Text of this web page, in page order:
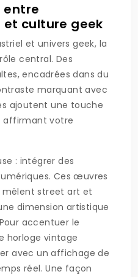
entre
culture geek
et univers geek, la
central. Des
encadrées dans du
marquant avec
ajoutent une touche
affirmant votre
: intégrer des
Ces œuvres
street art et
dimension artistique
accentuer le
horloge vintage
avec un affichage de
réel. Une façon